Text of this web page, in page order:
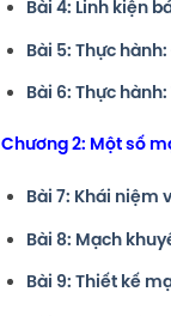
Bài 4: Linh kiện
Bài 5: Thực
Bài 6: Thực
Chương 2: Một số
Bài 7: Khái niệm
Bài 8: Mạch
Bài 9: Thiết kế